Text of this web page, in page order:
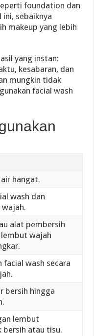
foundation dan
sebaiknya
makeup yang lebih
yang instan:
kesabaran, dan
mungkin tidak
facial wash
hangat.
wash dan
wajah.
alat pembersih
wajah
facial wash secara
bersih hingga
lembut
bersih atau tisu.